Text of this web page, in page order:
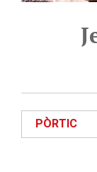
PÒRTIC